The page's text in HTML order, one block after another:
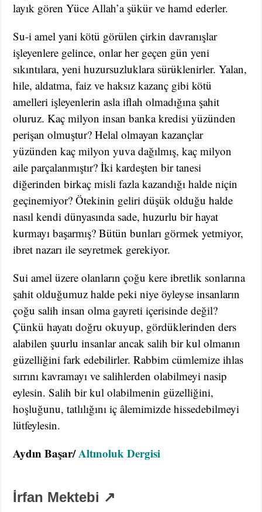
layık gören Yüce Allah’a şükür ve hamd ederler.
Su-i amel yani kötü görülen çirkin davranışlar
işleyenlere gelince, onlar her geçen gün yeni
sıkıntılara, yeni huzursuzluklara sürüklenirler. Yalan,
hile, aldatma, faiz ve haksız kazanç gibi kötü
amelleri işleyenlerin asla iflah olmadığına şahit
oluruz. Kaç milyon insan banka kredisi yüzünden
perişan olmuştur? Helal olmayan kazançlar
yüzünden kaç milyon yuva dağılmış, kaç milyon
aile parçalanmıştır? İki kardeşten bir tanesi
diğerinden birkaç misli fazla kazandığı halde niçin
geçinemiyor? Ötekinin geliri düşük olduğu halde
nasıl kendi dünyasında sade, huzurlu bir hayat
kurmayı başarmış? Bütün bunları görmek yetmiyor,
ibret nazarı ile seyretmek gerekiyor.
Sui amel üzere olanların çoğu kere ibretlik sonlarına
şahit olduğumuz halde peki niye öyleyse insanların
çoğu salih insan olma gayreti içerisinde değil?
Çünkü hayatı doğru okuyup, gördüklerinden ders
alabilen şuurlu insanlar ancak salih bir kul olmanın
güzelliğini fark edebilirler. Rabbim cümlemize ihlas
sırrını kavramayı ve salihlerden olabilmeyi nasip
eylesin. Salih bir kul olabilmenin güzelliğini,
hoşluğunu, tatlılığını iç âlemimizde hissedebilmeyi
lütfeylesin.
Aydın Başar/Altınoluk Dergisi
İrfan Mektebi ↗